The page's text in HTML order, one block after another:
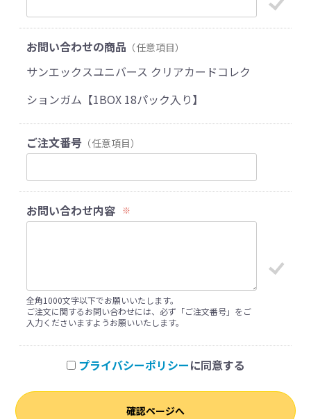
お問い合わせの商品 （任意項目）
サンエックスユニバース クリアカードコレク
ションガム【1BOX 18パック入り】
ご注文番号 （任意項目）
お問い合わせ内容 ※
全角1000文字以下でお願いいたします。
ご注文に関するお問い合わせには、必ず「ご注文番号」をご
入力くださいますようお願いいたします。
プライバシーポリシーに同意する
確認ページへ